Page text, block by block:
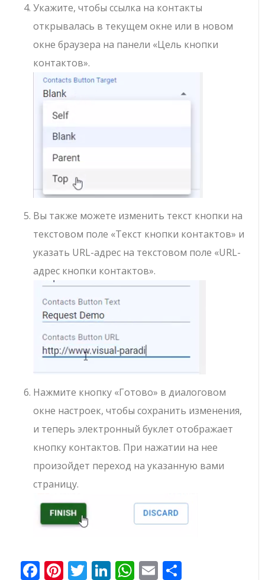
Укажите, чтобы ссылка на контакты
открывалась в текущем окне или в новом
окне браузера на панели «Цель кнопки
контактов».
Вы также можете изменить текст кнопки на
текстовом поле «Текст кнопки контактов» и
указать URL-адрес на текстовом поле «URL-
адрес кнопки контактов».
Нажмите кнопку «Готово» в диалоговом
окне настроек, чтобы сохранить изменения,
и теперь электронный буклет отображает
кнопку контактов. При нажатии на нее
произойдет переход на указанную вами
страницу.
Facebook
Pinterest
Twitter
LinkedIn
WhatsApp
Email